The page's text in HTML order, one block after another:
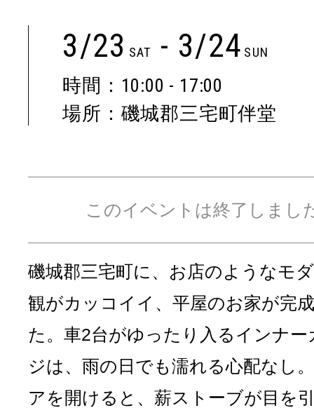
3/23 SAT - 3/24 SUN
時間：10:00 - 17:00
場所：磯城郡三宅町伴堂
このイベントは終了しまし
磯城郡三宅町に、お店のようなモ
観がカッコイイ、平屋のお家が完
た。車2台がゆったり入るインナー
ジは、雨の日でも濡れる心配なし
アを開けると、薪ストーブが目を